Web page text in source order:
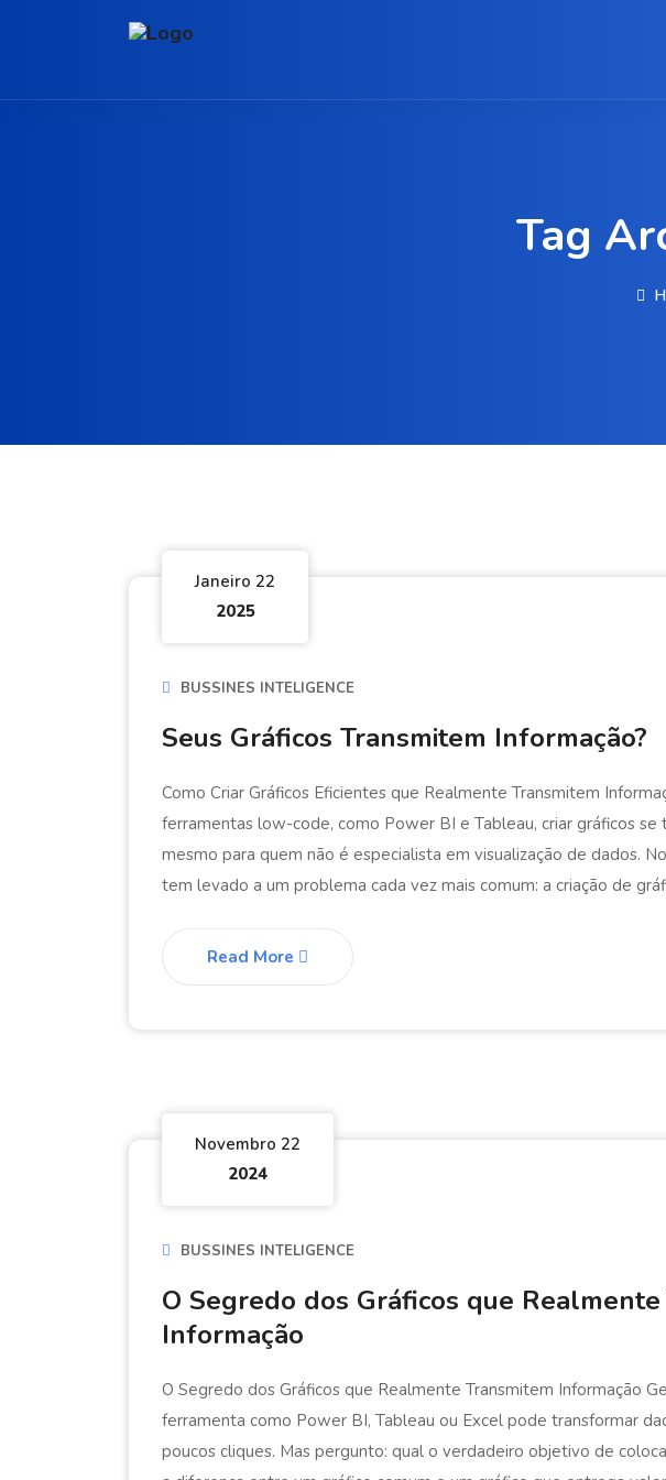
Tag
Janeiro 22
2025
BUSSINES INTELIGENCE
Seus Gráficos Transmitem Informação?
Como Criar Gráficos Eficientes que Realmente Transmitem
ferramentas low-code, como Power BI e Tableau, criar gráficos
mesmo para quem não é especialista em visualização de dados.
tem levado a um problema cada vez mais comum: a criação de
Read More
Novembro 22
2024
BUSSINES INTELIGENCE
O Segredo dos Gráficos que
Informação
O Segredo dos Gráficos que Realmente Transmitem Informação
ferramenta como Power BI, Tableau ou Excel pode transformar
poucos cliques. Mas pergunto: qual o verdadeiro objetivo de